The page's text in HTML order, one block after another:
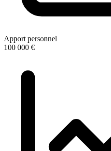
Apport personnel
100 000 €